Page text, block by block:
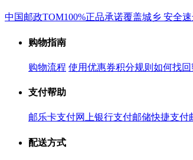
中国邮政TOM100%正品承诺覆盖城乡 安全速
购物指南
购物流程 使用优惠券积分规则 如何找
支付帮助
邮乐卡支付网上银行支付邮储快捷支付
配送方式